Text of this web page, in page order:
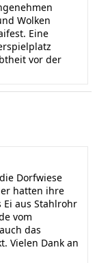
Wolken
Eine
vor der
Dorfwiese
hatten ihre
aus Stahlrohr
vom
das
Vielen Dank an